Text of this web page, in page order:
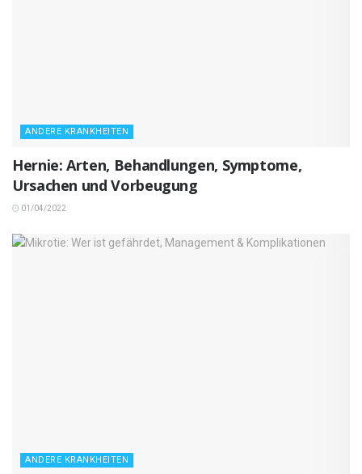
ANDERE KRANKHEITEN
Hernie: Arten, Behandlungen, Symptome,
Ursachen und Vorbeugung
01/04/2022
ANDERE KRANKHEITEN